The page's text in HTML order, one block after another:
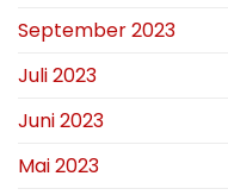
September 2023
Juli 2023
Juni 2023
Mai 2023